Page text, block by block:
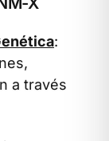
:
a través